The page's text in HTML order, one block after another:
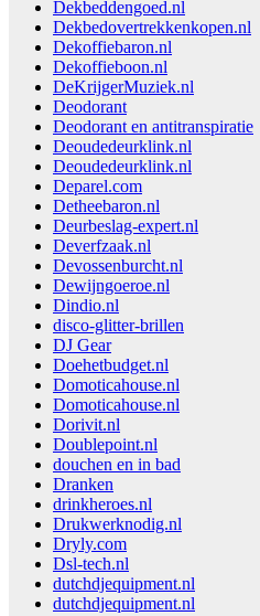
Dekbeddengoed.nl
Dekbedovertrekkenkopen.nl
Dekoffiebaron.nl
Dekoffieboon.nl
DeKrijgerMuziek.nl
Deodorant
Deodorant en antitranspiratie
Deoudedeurklink.nl
Deoudedeurklink.nl
Deparel.com
Detheebaron.nl
Deurbeslag-expert.nl
Deverfzaak.nl
Devossenburcht.nl
Dewijngoeroe.nl
Dindio.nl
disco-glitter-brillen
DJ Gear
Doehetbudget.nl
Domoticahouse.nl
Domoticahouse.nl
Dorivit.nl
Doublepoint.nl
douchen en in bad
Dranken
drinkheroes.nl
Drukwerknodig.nl
Dryly.com
Dsl-tech.nl
dutchdjequipment.nl
dutchdjequipment.nl